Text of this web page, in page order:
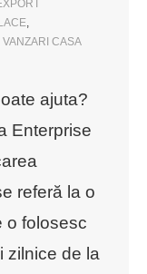
,
VANZARI CASA
ajuta?
Enterprise
referă la o
o folosesc
zilnice de la